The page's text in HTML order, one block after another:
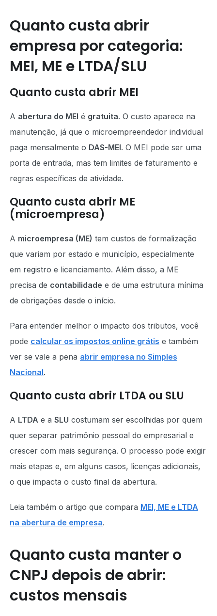
Quanto custa abrir
empresa por categoria:
MEI, ME e LTDA/SLU
Quanto custa abrir MEI
A abertura do MEI é gratuita. O custo aparece na
manutenção, já que o microempreendedor individual
paga mensalmente o DAS-MEI. O MEI pode ser uma
porta de entrada, mas tem limites de faturamento e
regras específicas de atividade.
Quanto custa abrir ME
(microempresa)
A microempresa (ME) tem custos de formalização
que variam por estado e município, especialmente
em registro e licenciamento. Além disso, a ME
precisa de contabilidade e de uma estrutura mínima
de obrigações desde o início.
Para entender melhor o impacto dos tributos, você
pode calcular os impostos online grátis e também
ver se vale a pena abrir empresa no Simples
Nacional.
Quanto custa abrir LTDA ou SLU
A LTDA e a SLU costumam ser escolhidas por quem
quer separar patrimônio pessoal do empresarial e
crescer com mais segurança. O processo pode exigir
mais etapas e, em alguns casos, licenças adicionais,
o que impacta o custo final da abertura.
Leia também o artigo que compara MEI, ME e LTDA
na abertura de empresa.
Quanto custa manter o
CNPJ depois de abrir:
custos mensais